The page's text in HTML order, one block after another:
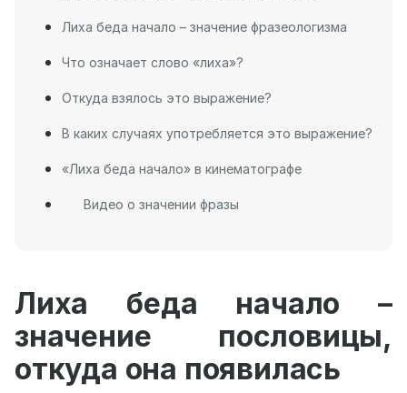
Лиха беда начало – значение фразеологизма
Что означает слово «лиха»?
Откуда взялось это выражение?
В каких случаях употребляется это выражение?
«Лиха беда начало» в кинематографе
Видео о значении фразы
Лиха беда начало –
значение пословицы,
откуда она появилась